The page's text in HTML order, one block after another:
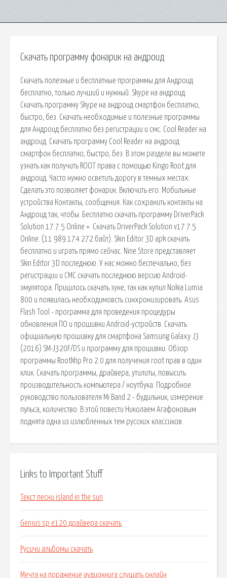
Скачать программу фонарик на андроид
Скачать полезные и бесплатные программы для Андроид
бесплатно, только лучший и нужный. Skype на андроид.
Скачать программу Skype на андроид смартфон бесплатно,
быстро, без. Скачать необходимые и полезные программы
для Андроид бесплатно без регистрации и смс. Cool Reader на
андроид. Скачать программу Cool Reader на андроид
смартфон бесплатно, быстро, без. В этом разделе вы можете
узнать как получить ROOT права с помощью Kingo Root для
андроид. Часто нужно осветить дорогу в темных местах.
Сделать это позволяет фонарик. Включить его. Мобильные
устройства Контакты, сообщения. Как сохранить контакты на
Андроид так, чтобы. Бесплатно скачать программу DriverPack
Solution 17.7.5 Online +. Скачать DriverPack Solution v17.7.5
Online. (11 989 174 272 байт). Skin Editor 3D apk скачать
бесплатно и играть прямо сейчас. Nine Store представляет
Skin Editor 3D последнюю. У нас можно беспечально, без
регистрации и СМС скачать последнюю версию Android-
эмулятора. Пришлось скачать зуне, так как купил Nokia Lumia
800 и появилась необходимовсть синхронизировать. Asus
Flash Tool - программа для проведения процедуры
обновления ПО и прошивки Android-устройств. Скачать
официальную прошивку для смартфона Samsung Galaxy J3
(2016) SM-J320F/DS и программу для прошивки. Обзор
программы Rootkhp Pro 2.0 для получения root прав в один
клик. Скачать программы, драйвера, утилиты, повысить
производительность компьютера / ноутбука. Подробное
руководство пользователя Mi Band 2 - будильник, измерение
пульса, количество. В этой повести Николаем Агафоновым
поднята одна из излюбленных тем русских классиков.
Links to Important Stuff
Текст песни island in the sun
Genius sp e120 драйвера скачать
Русичи альбомы скачать
Мечта на поражение аудиокнига слушать онлайн